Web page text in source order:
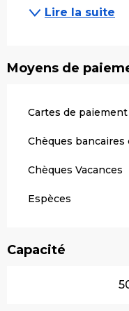
Lire la suite
Moyens de
Cartes de paiement
Chèques bancaires
Chèques Vacances
Espèces
Capacité